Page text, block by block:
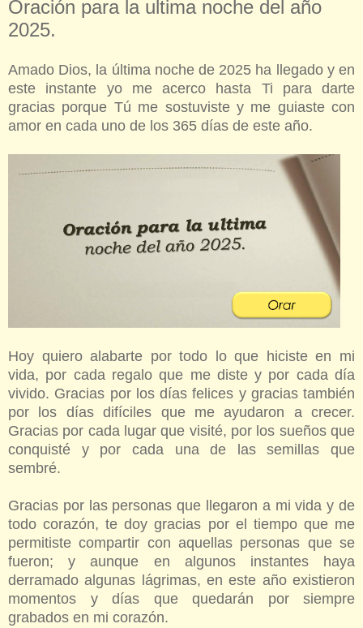
Oración para la ultima noche del año
2025.
Amado Dios, la última noche de 2025 ha llegado y en
este instante yo me acerco hasta Ti para darte
gracias porque Tú me sostuviste y me guiaste con
amor en cada uno de los 365 días de este año.
Hoy quiero alabarte por todo lo que hiciste en mi
vida, por cada regalo que me diste y por cada día
vivido. Gracias por los días felices y gracias también
por los días difíciles que me ayudaron a crecer.
Gracias por cada lugar que visité, por los sueños que
conquisté y por cada una de las semillas que
sembré.
Gracias por las personas que llegaron a mi vida y de
todo corazón, te doy gracias por el tiempo que me
permitiste compartir con aquellas personas que se
fueron; y aunque en algunos instantes haya
derramado algunas lágrimas, en este año existieron
momentos y días que quedarán por siempre
grabados en mi corazón.